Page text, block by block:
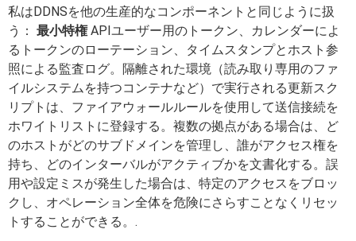
私はDDNSを他の生産的なコンポーネントと同じように扱
う： 最小特権APIユーザー用のトークン、カレンダーによ
るトークンのローテーション、タイムスタンプとホスト参
照による監査ログ。隔離された環境（読み取り専用のファ
イルシステムを持つコンテナなど）で実行される更新スク
リプトは、ファイアウォールルールを使用して送信接続を
ホワイトリストに登録する。複数の拠点がある場合は、ど
のホストがどのサブドメインを管理し、誰がアクセス権を
持ち、どのインターバルがアクティブかを文書化する。誤
用や設定ミスが発生した場合は、特定のアクセスをブロッ
クし、オペレーション全体を危険にさらすことなくリセッ
トすることができる。.